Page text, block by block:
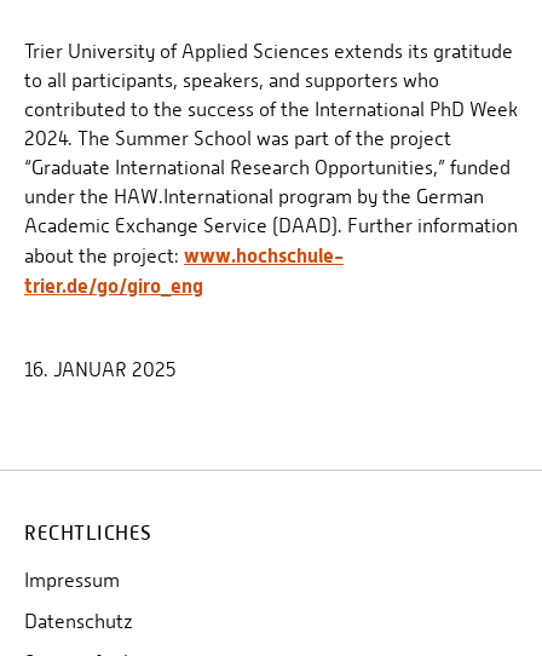
Trier University of Applied Sciences extends its gratitude
to all participants, speakers, and supporters who
contributed to the success of the International PhD Week
2024. The Summer School was part of the project
“Graduate International Research Opportunities,” funded
under the HAW.International program by the German
Academic Exchange Service (DAAD). Further information
about the project: www.hochschule-
trier.de/go/giro_eng
16. JANUAR 2025
RECHTLICHES
Impressum
Datenschutz